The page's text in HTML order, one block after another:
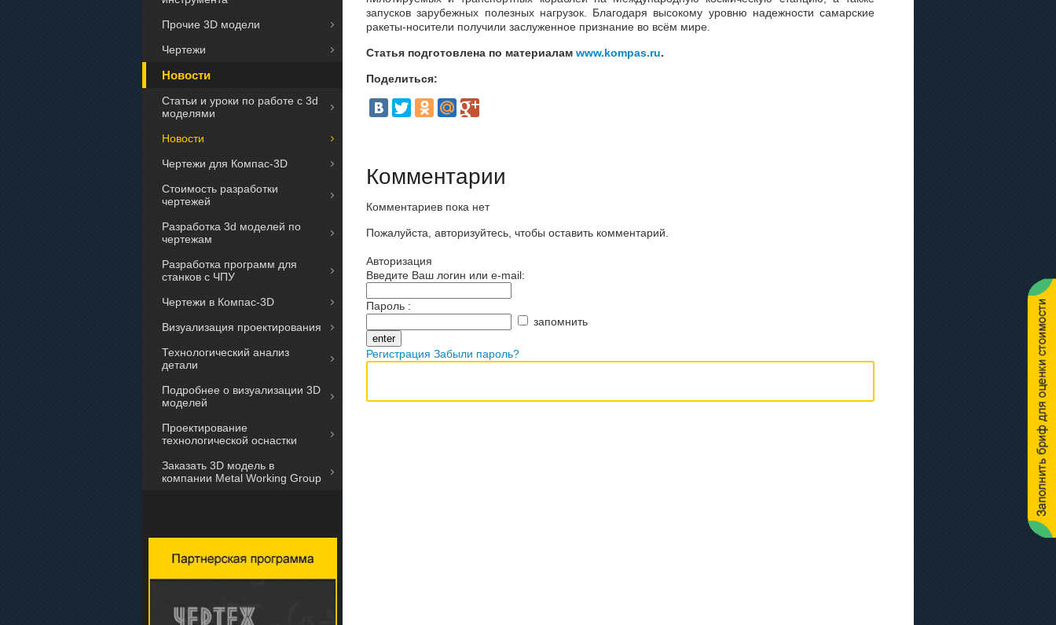
Прочие 3D модели
Чертежи
Новости
Статьи и уроки по работе с 3d
моделями
Новости
Чертежи для Компас-3D
Стоимость разработки
чертежей
Разработка 3d моделей по
чертежам
Разработка программ для
станков с ЧПУ
Чертежи в Компас-3D
Визуализация проектирования
Технологический анализ
детали
Подробнее о визуализации 3D
моделей
Проектирование
технологической оснастки
Заказать 3D модель в
компании Metal Working Group
запусков зарубежных полезных нагрузок. Благодаря высокому уровню надежности самарские
ракеты-носители получили заслуженное признание во всём мире.
Статья подготовлена по материалам www.kompas.ru.
Поделиться:
Комментарии
Комментариев пока нет
Пожалуйста, авторизуйтесь, чтобы оставить комментарий.
Авторизация
Введите Ваш логин или e-mail:
Пароль :
запомнить
Регистрация Забыли пароль?